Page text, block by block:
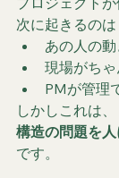
次に起きるのは
あの人の
現場がち
PMが管理
しかしこれは、
構造の問題を
です。